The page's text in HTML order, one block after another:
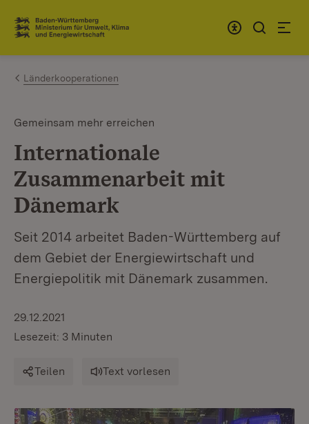
Zum Inhalt springen
Link zur Startseite
Länderkooperationen
Gemeinsam mehr erreichen
Internationale
Zusammenarbeit mit
Dänemark
Seit 2014 arbeitet Baden-Württemberg auf
dem Gebiet der Energiewirtschaft und
Energiepolitik mit Dänemark zusammen.
29.12.2021
Lesezeit: 3 Minuten
Teilen Text vorlesen